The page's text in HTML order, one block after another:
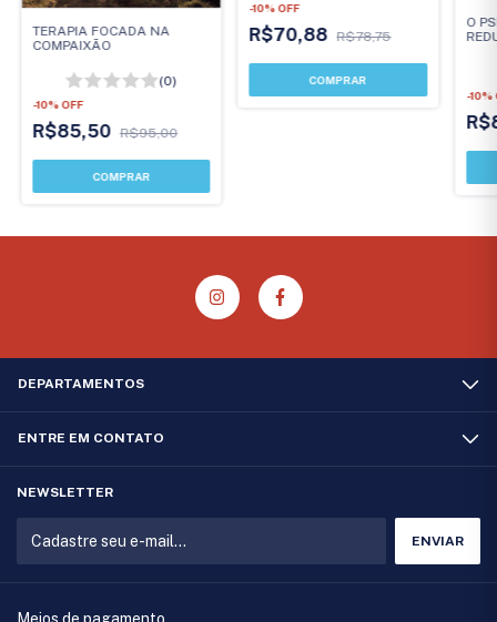
TERAPIA FOCADA NA
COMPAIXÃO
(0)
-10%OFF
R$85,50 R$95,00
-10%OFF
R$70,88 R$78,75
O
-10%
DEPARTAMENTOS
ENTRE EM CONTATO
NEWSLETTER